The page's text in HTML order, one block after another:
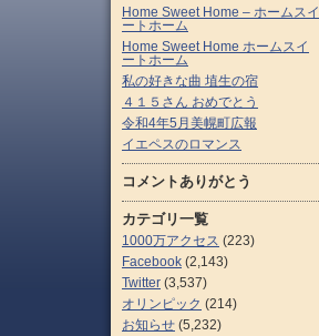
Home Sweet Home – ホームスイ
ートホーム
Home Sweet Home ホームスイ
ートホーム
私の好きな曲 埴生の宿
４１５さん おめでとう
令和4年5月美幌町広報
イエペスのロマンス
コメントありがとう
カテゴリ一覧
1000万アクセス (223)
Facebook (2,143)
Twitter (3,537)
オリンピック (214)
お知らせ (5,232)